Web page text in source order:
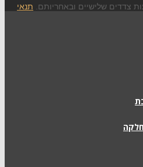
צדדים שלישיים ובאחריותם. תנאי